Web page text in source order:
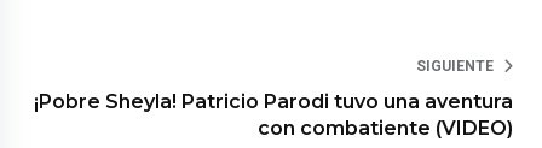
SIGUIENTE
¡Pobre Sheyla! Patricio Parodi tuvo una aventura
con combatiente (VIDEO)